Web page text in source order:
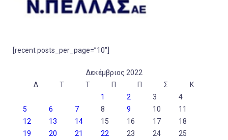
[recent posts_per_page=”10″]
Δεκέμβριος 2022
Δ
Τ Τ Π Π Σ
Κ
1
2 3
4
5
6 7 8 9 10
11
12
13 14 15 16 17
18
19
20 21 22 23 24
25